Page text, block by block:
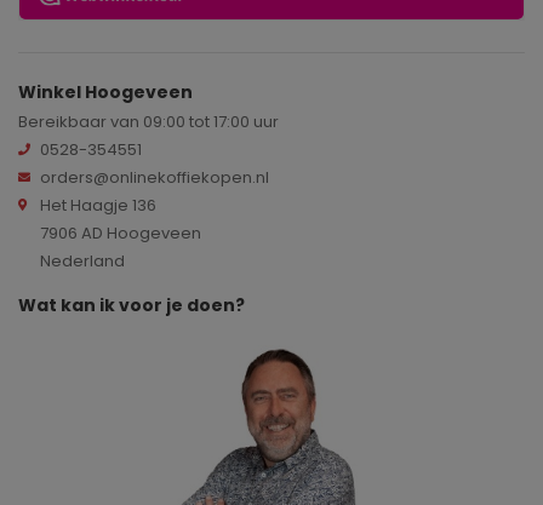
Winkel Hoogeveen
Bereikbaar van 09:00 tot 17:00 uur
0528-354551
orders@onlinekoffiekopen.nl
Het Haagje 136
7906 AD Hoogeveen
Nederland
Wat kan ik voor je doen?